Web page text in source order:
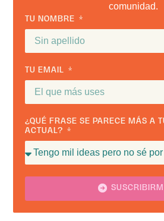
comunidad.
TU NOMBRE
TU EMAIL
¿QUÉ FRASE SE PARECE MÁS A
ACTUAL?